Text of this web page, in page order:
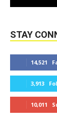
STAY
14,521
3,913
10,011